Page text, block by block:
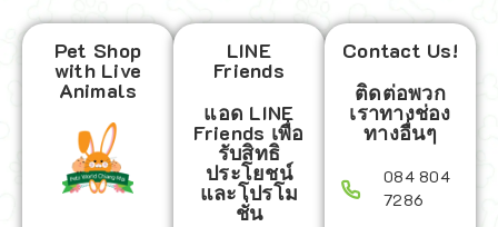
Pet Shop
with Live
Animals
LINE
Friends
แอด LINE
Friends เพื่อ
รับสิทธิ
ประโยชน์
และโปรโม
ชั่น
Contact Us!
ติดต่อพวก
เราทางช่อง
ทางอื่นๆ
084 804
7286